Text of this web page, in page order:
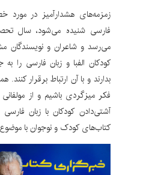
زمزمه‌های هشدارآمیز در مورد
می‌رسد و شاعران و نویسندگان
کودکان الفبا و زبان فارسی را
بدارند و با آن ارتباط برقرار
فکر میزگردی باشیم و از
آشتی‌دادن کودکان با زبان
کتاب‌های کودک و نوجوان با موضوع